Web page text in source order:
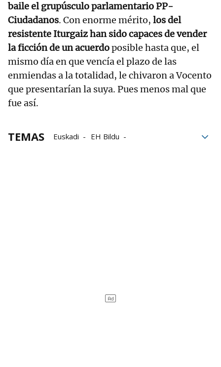
baile el grupúsculo parlamentario PP-
Ciudadanos. Con enorme mérito, los del
resistente Iturgaiz han sido capaces de vender
la ficción de un acuerdoposible hasta que, el
mismo día en que vencía el plazo de las
enmiendas a la totalidad, le chivaron a Vocento
que presentarían la suya. Pues menos mal que
fue así.
TEMAS Euskadi
EH Bildu